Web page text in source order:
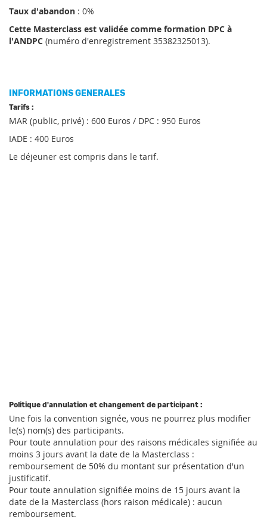
Taux d'abandon : 0%
Cette Masterclass est validée comme formation DPC à
l'ANDPC (numéro d'enregistrement 35382325013).
INFORMATIONS GENERALES
Tarifs :
MAR (public, privé) : 600 Euros / DPC : 950 Euros
IADE : 400 Euros
Le déjeuner est compris dans le tarif.
Politique d'annulation et changement de participant :
Une fois la convention signée, vous ne pourrez plus modifier
le(s) nom(s) des participants.
Pour toute annulation pour des raisons médicales signifiée au
moins 3 jours avant la date de la Masterclass :
remboursement de 50% du montant sur présentation d'un
justificatif.
Pour toute annulation signifiée moins de 15 jours avant la
date de la Masterclass (hors raison médicale) : aucun
remboursement.